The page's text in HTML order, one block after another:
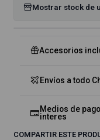
Mostrar stock de
Accesorios
Envíos a todo
Medios de
interes
COMPARTIR ESTE